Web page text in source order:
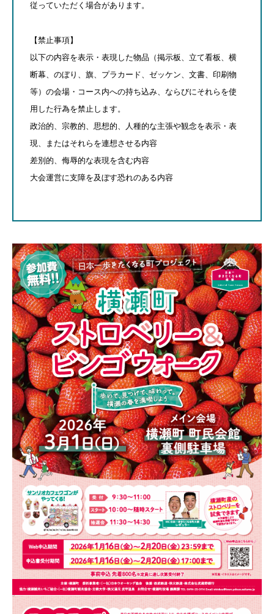
従っていただく場合があります。
【禁止事項】
以下の内容を表示・表現した物品（掲示板、立て看板、横
断幕、のぼり、旗、プラカード、ゼッケン、文書、印刷物
等）の会場・コース内への持ち込み、ならびにそれらを使
用した行為を禁止します。
政治的、宗教的、思想的、人種的な主張や観念を表示・表
現、またはそれらを連想させる内容
差別的、侮辱的な表現を含む内容
大会運営に支障を及ぼす恐れのある内容